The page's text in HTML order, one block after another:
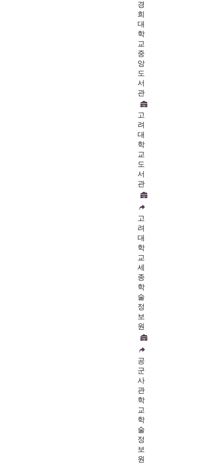
경
희
대
학
교
중
앙
도
서
관
고
려
대
학
교
도
서
관
고
려
대
학
교
세
종
학
술
정
보
원
공
군
사
관
학
교
학
술
정
보
원